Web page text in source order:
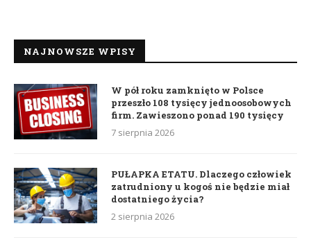
NAJNOWSZE WPISY
W pół roku zamknięto w Polsce
przeszło 108 tysięcy jednoosobowych
firm. Zawieszono ponad 190 tysięcy
7 sierpnia 2026
PUŁAPKA ETATU. Dlaczego człowiek
zatrudniony u kogoś nie będzie miał
dostatniego życia?
2 sierpnia 2026